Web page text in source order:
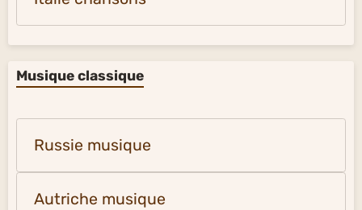
Musique classique
Russie musique
Autriche musique